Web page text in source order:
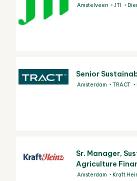
Amstelveen JTI
Senior
Amsterdam TRACT
Sr. Manager,
Agriculture
Amsterdam Kraft